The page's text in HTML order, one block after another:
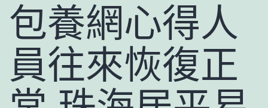
包養網心得人
員往來恢復正